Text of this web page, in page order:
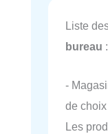
Liste
bureau :
-
de
Les